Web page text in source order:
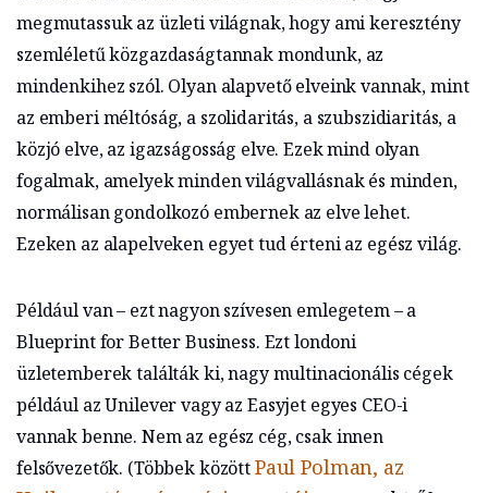
megmutassuk az üzleti világnak, hogy ami keresztény
szemléletű közgazdaságtannak mondunk, az
mindenkihez szól. Olyan alapvető elveink vannak, mint
az emberi méltóság, a szolidaritás, a szubszidiaritás, a
közjó elve, az igazságosság elve. Ezek mind olyan
fogalmak, amelyek minden világvallásnak és minden,
normálisan gondolkozó embernek az elve lehet.
Ezeken az alapelveken egyet tud érteni az egész világ.
Például van – ezt nagyon szívesen emlegetem – a
Blueprint for Better Business. Ezt londoni
üzletemberek találták ki, nagy multinacionális cégek
például az Unilever vagy az Easyjet egyes CEO-i
vannak benne. Nem az egész cég, csak innen
felsővezetők. (Többek közöttPaul Polman, az